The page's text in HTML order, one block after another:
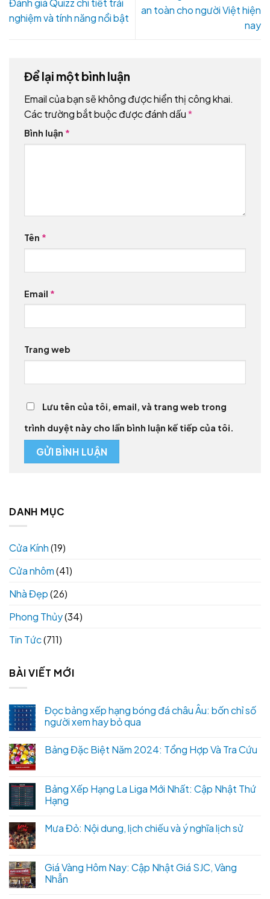
Đánh giá Quizz chi tiết trải
nghiệm và tính năng nổi bật
an toàn cho người Việt hiện
nay
Để lại một bình luận
Email của bạn sẽ không được hiển thị công khai.
Các trường bắt buộc được đánh dấu*
Bình luận *
Tên *
Email *
Trang web
Lưu tên của tôi, email, và trang web trong
trình duyệt này cho lần bình luận kế tiếp của tôi.
DANH MỤC
Cửa Kính(19)
Cửa nhôm(41)
Nhà Đẹp(26)
Phong Thủy(34)
Tin Tức(711)
BÀI VIẾT MỚI
Đọc bảng xếp hạng bóng đá châu Âu: bốn chỉ số
người xem hay bỏ qua
Bảng Đặc Biệt Năm 2024: Tổng Hợp Và Tra Cứu
Bảng Xếp Hạng La Liga Mới Nhất: Cập Nhật Thứ
Hạng
Mưa Đỏ: Nội dung, lịch chiếu và ý nghĩa lịch sử
Giá Vàng Hôm Nay: Cập Nhật Giá SJC, Vàng
Nhẫn